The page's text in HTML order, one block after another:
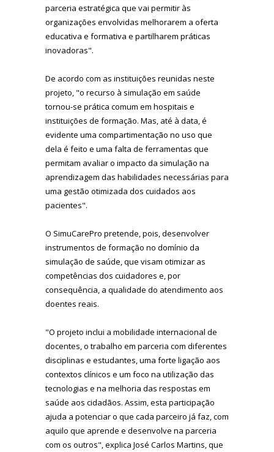
parceria estratégica que vai permitir às
organizações envolvidas melhorarem a oferta
educativa e formativa e partilharem práticas
inovadoras".
De acordo com as instituições reunidas neste
projeto, "o recurso à simulação em saúde
tornou-se prática comum em hospitais e
instituições de formação. Mas, até à data, é
evidente uma compartimentação no uso que
dela é feito e uma falta de ferramentas que
permitam avaliar o impacto da simulação na
aprendizagem das habilidades necessárias para
uma gestão otimizada dos cuidados aos
pacientes".
O SimuCarePro pretende, pois, desenvolver
instrumentos de formação no domínio da
simulação de saúde, que visam otimizar as
competências dos cuidadores e, por
consequência, a qualidade do atendimento aos
doentes reais.
"O projeto inclui a mobilidade internacional de
docentes, o trabalho em parceria com diferentes
disciplinas e estudantes, uma forte ligação aos
contextos clínicos e um foco na utilização das
tecnologias e na melhoria das respostas em
saúde aos cidadãos. Assim, esta participação
ajuda a potenciar o que cada parceiro já faz, com
aquilo que aprende e desenvolve na parceria
com os outros", explica José Carlos Martins, que